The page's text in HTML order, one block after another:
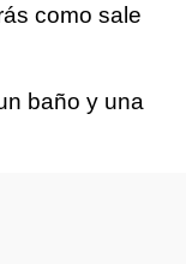
como sale
baño y una